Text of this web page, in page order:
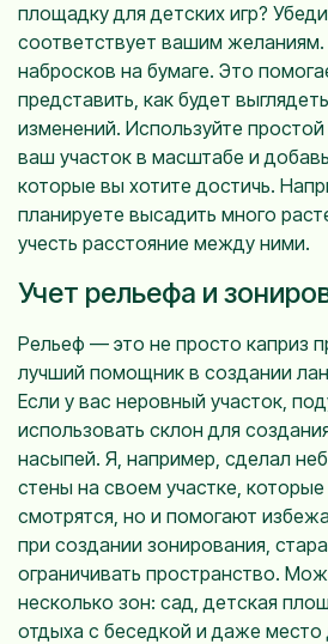
площадку для детских игр?
соответствует вашим желаниям.
набросков на бумаге. Это
представить, как будет
изменений. Используйте
ваш участок в масштабе и
которые вы хотите достичь.
планируете высадить много
учесть расстояние между ними.
Учет рельефа и
Рельеф — это не просто каприз
лучший помощник в создании
Если у вас неровный участок,
использовать склон для
насыпей. Я, например, сделал
стены на своем участке,
смотрятся, но и помогают
при создании зонирования,
ограничивать пространство.
несколько зон: сад, детская
отдыха с беседкой и даже место